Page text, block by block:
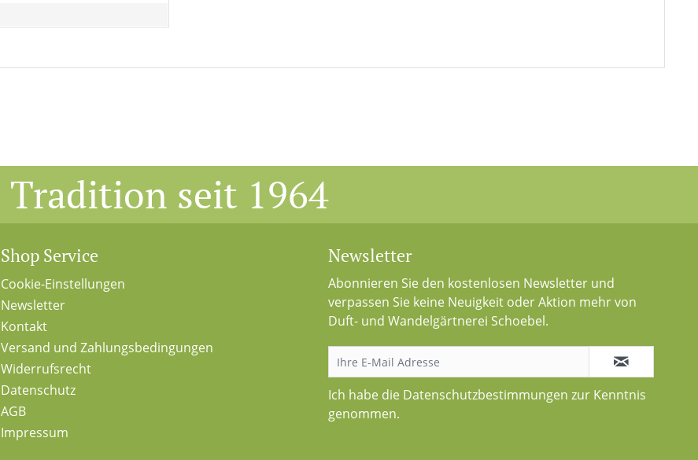
Tradition seit 1964
Shop Service
Cookie-Einstellungen
Newsletter
Kontakt
Versand und Zahlungsbedingungen
Widerrufsrecht
Datenschutz
AGB
Impressum
Newsletter
Abonnieren Sie den kostenlosen Newsletter und
verpassen Sie keine Neuigkeit oder Aktion mehr von
Duft- und Wandelgärtnerei Schoebel.
Ich habe die Datenschutzbestimmungen zur Kenntnis
genommen.